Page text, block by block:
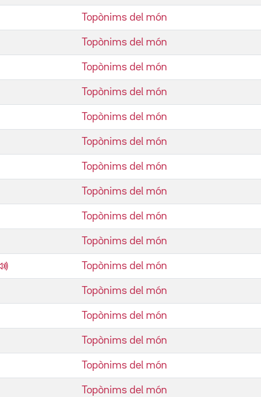
Topònims del món
Topònims del món
Topònims del món
Topònims del món
Topònims del món
Topònims del món
Topònims del món
Topònims del món
Topònims del món
Topònims del món
Topònims del món
Topònims del món
Topònims del món
Topònims del món
Topònims del món
Topònims del món